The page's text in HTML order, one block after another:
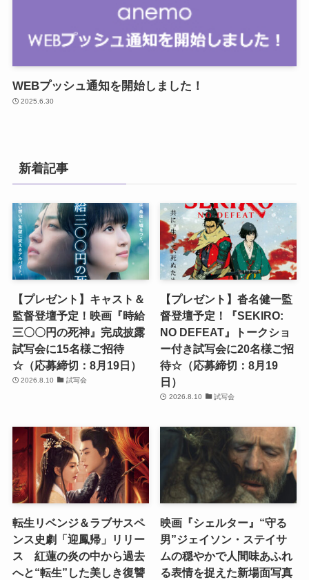
WEBプッシュ通知を開始しました！
2025.6.30
新着記事
【プレゼント】キャスト＆
監督登壇予定！映画『時給
三〇〇円の死神』完成披露
試写会に15名様ご招待
☆（応募締切：8月19日）
2026.8.10 試写会
【プレゼント】沓名健一監
督登壇予定！『SEKIRO:
NO DEFEAT』トークショ
ー付き試写会に20名様ご招
待☆（応募締切：8月19
日）
2026.8.10 試写会
転生リベンジ＆ラブサスペ
ンス史劇「迎鳳帰」リリー
ス 紅蓮の炎の中から過去
へと“転生”した美しき復讐
映画『シェルター』“守る
男”ジェイソン・ステイサ
ムの穏やかで人間味あふれ
る表情を捉えた新場面写真